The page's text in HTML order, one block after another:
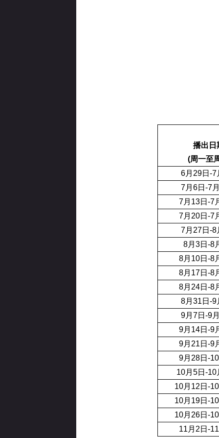
播出日
(周一至
6月29日-7
7月6日-7
7月13日-7
7月20日-7
7月27日-8
8月3日-8
8月10日-8
8月17日-8
8月24日-8
8月31日-9
9月7日-9
9月14日-9
9月21日-9
9月28日-
10月5日-10
10月12日-
10月19日-
10月26日-
11月2日-